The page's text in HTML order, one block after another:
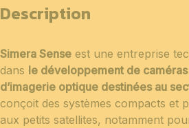
Description
Simera Sense est une entreprise
dans le développement de
d’imagerie optique destinées au
conçoit des systèmes compacts et
aux petits satellites, notamment